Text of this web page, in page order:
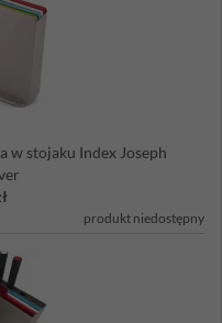
dla noży.
prezentem do
x 8,3 cm
24 cm
w stojaku Index Joseph
produkt niedostępny